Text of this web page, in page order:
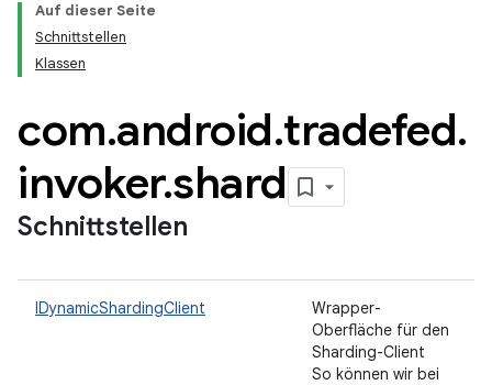
Auf dieser Seite
Schnittstellen
Klassen
com.android.tradefed.
invoker.shard
Schnittstellen
IDynamicShardingClient
Wrapper-
Oberfläche für den
Sharding-Client
So können wir bei